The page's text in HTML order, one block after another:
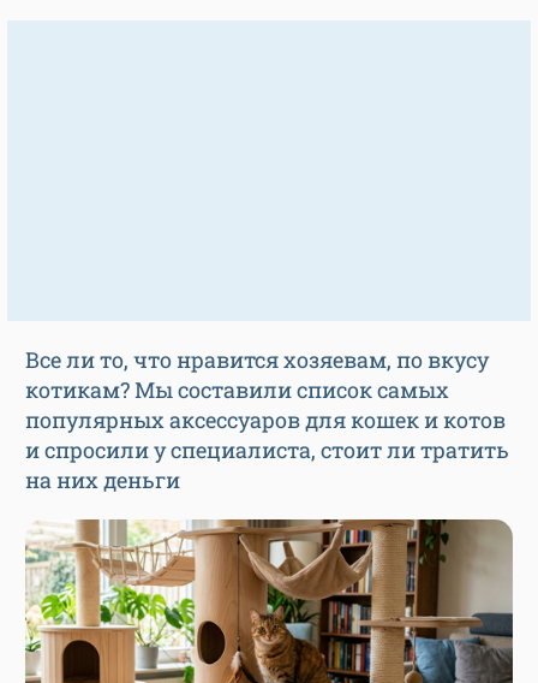
Все ли то, что нравится хозяевам, по вкусу
котикам? Мы составили список самых
популярных аксессуаров для кошек и котов
и спросили у специалиста, стоит ли тратить
на них деньги